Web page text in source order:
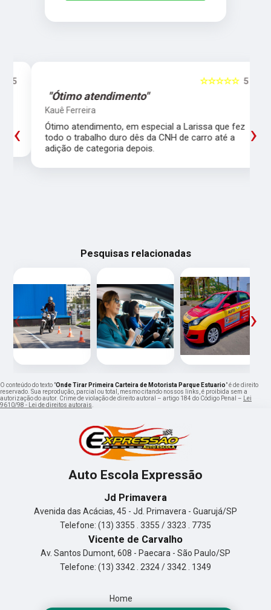
5
☆☆☆☆☆
"Ótimo atendimento"
Kauê Ferreira
Ótimo atendimento, em especial a Larissa que fez
todo o trabalho duro dês da CNH de carro até a
adição de categoria depois.
‹ ›
Pesquisas relacionadas
‹ ›
O conteúdo do texto "Onde Tirar Primeira Carteira de Motorista Parque Estuario" é de direito
reservado. Sua reprodução, parcial ou total, mesmo citando nossos links, é proibida sem a
autorização do autor. Crime de violação de direito autoral – artigo 184 do Código Penal – Lei
9610/98 - Lei de direitos autorais.
Auto Escola Expressão
Jd Primavera
Avenida das Acácias, 45 - Jd. Primavera - Guarujá/SP
Telefone: (13) 3355 . 3355 / 3323 . 7735
Vicente de Carvalho
Av. Santos Dumont, 608 - Paecara - São Paulo/SP
Telefone: (13) 3342 . 2324 / 3342 . 1349
Home